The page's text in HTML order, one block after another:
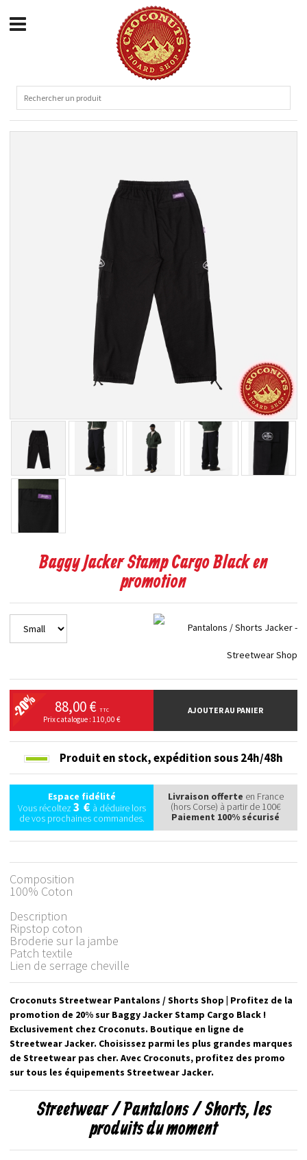
Baggy Jacker Stamp Cargo Black en
promotion
88,00 € TTC
Prix catalogue : 110,00 €
AJOUTER AU PANIER
Produit en stock,expédition sous 24h/48h
Espace fidélité
Vous récoltez 3 €à déduire lors
de vos prochaines commandes.
Livraison offerte en France
(hors Corse) à partir de 100€
Paiement 100% sécurisé
Composition
100% Coton
Description
Ripstop coton
Broderie sur la jambe
Patch textile
Lien de serrage cheville
Croconuts Streetwear Pantalons / Shorts Shop | Profitez de la
promotion de 20% sur Baggy Jacker Stamp Cargo Black !
Exclusivement chez Croconuts. Boutique en ligne de
Streetwear Jacker. Choisissez parmi les plus grandes marques
de Streetwear pas cher. Avec Croconuts, profitez des promo
sur tous les équipements Streetwear Jacker.
Streetwear / Pantalons / Shorts, les
produits du moment